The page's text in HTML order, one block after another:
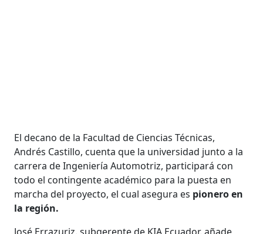
El decano de la Facultad de Ciencias Técnicas,
Andrés Castillo, cuenta que la universidad junto a la
carrera de Ingeniería Automotriz, participará con
todo el contingente académico para la puesta en
marcha del proyecto, el cual asegura es pionero en
la región.